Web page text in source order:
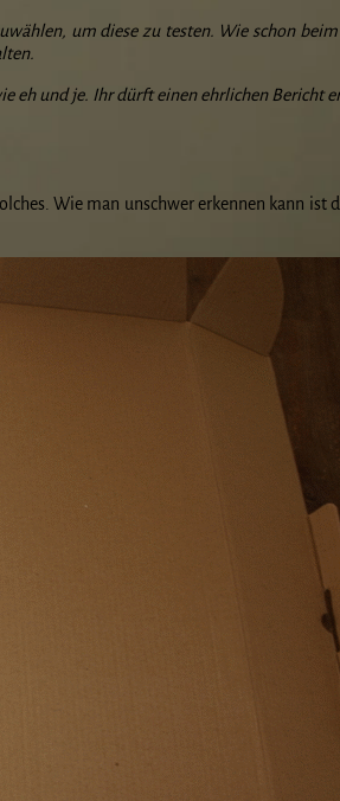
um diese zu testen. Wie schon
eh und je. Ihr dürft einen ehrlichen Bericht
Wie man unschwer erkennen kann ist